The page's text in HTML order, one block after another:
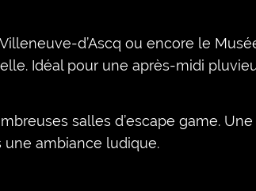
d’Ascq ou encore le
Idéal pour une après-midi
salles d’escape game. Une
ambiance ludique.